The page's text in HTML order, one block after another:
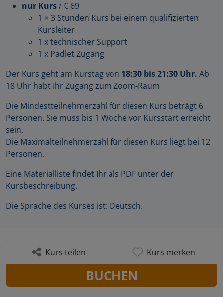
nur Kurs/ € 69
1 × 3 Stunden Kurs bei einem qualifizierten
Kursleiter
1 x technischer Support
1 x Padlet Zugang
Der Kurs geht am Kurstag von 18:30 bis 21:30 Uhr. Ab
18 Uhr habt Ihr Zugang zum Zoom-Raum
Die Mindestteilnehmerzahl für diesen Kurs beträgt 6
Personen. Sie muss bis 1 Woche vor Kursstart erreicht
sein.
Die Maximalteilnehmerzahl für diesen Kurs liegt bei 12
Personen.
Eine Materialliste findet Ihr als PDF unter der
Kursbeschreibung.
Die Sprache des Kurses ist: Deutsch.
Kurs teilen Kurs merken
BUCHEN